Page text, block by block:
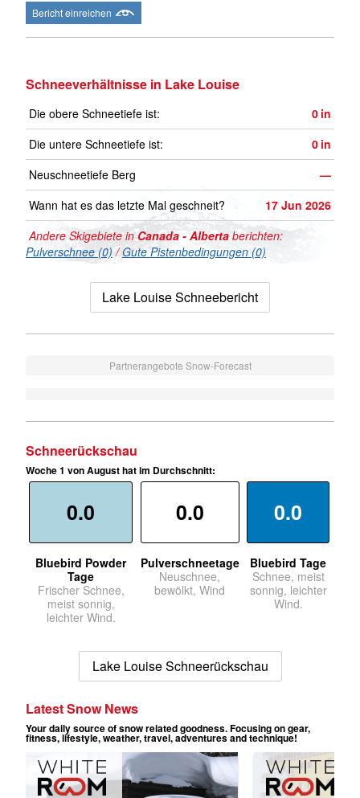
Bericht einreichen
Schneeverhältnisse in Lake Louise
Die obere Schneetiefe ist: 0 in
Die untere Schneetiefe ist:
0 in
Neuschneetiefe Berg
—
Wann hat es das letzte Mal geschneit?
17 Jun 2026
Andere Skigebiete inCanada - Alberta berichten:
Pulverschnee (0)/Gute Pistenbedingungen (0)
Lake Louise Schneebericht
Partnerangebote Snow-Forecast
Schneerückschau
Woche 1 von August hat im Durchschnitt:
0.0
Bluebird Powder
Tage
Frischer Schnee,
meist sonnig,
leichter Wind.
0.0
Pulverschneetage
Neuschnee,
bewölkt, Wind
0.0
Bluebird Tage
Schnee, meist
sonnig, leichter
Wind.
Lake Louise Schneerückschau